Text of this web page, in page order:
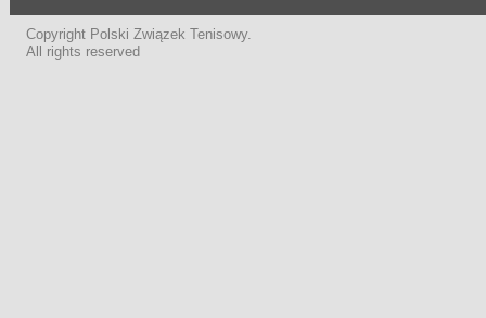
Copyright Polski Związek Tenisowy.
All rights reserved